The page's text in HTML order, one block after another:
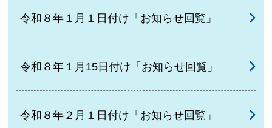
令和８年１月１日付け「お知らせ回覧」
令和８年１月15日付け「お知らせ回覧」
令和８年２月１日付け「お知らせ回覧」